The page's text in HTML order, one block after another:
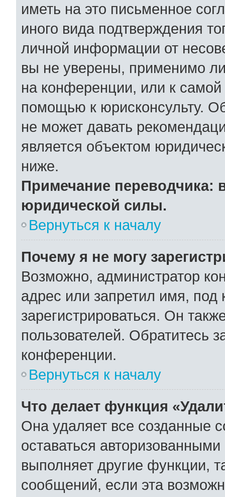
иметь на это письменное
иного вида подтверждения
личной информации от
вы не уверены, применимо
на конференции, или к
помощью к юрисконсульту.
не может давать
является объектом
ниже.
Примечание переводчика:
юридической силы.
Вернуться к началу
Почему я не могу
Возможно, администратор
адрес или запретил имя,
зарегистрироваться. Он
пользователей. Обратитесь
конференции.
Вернуться к началу
Что делает функция
Она удаляет все созданные
оставаться
выполняет другие функции,
сообщений, если эта